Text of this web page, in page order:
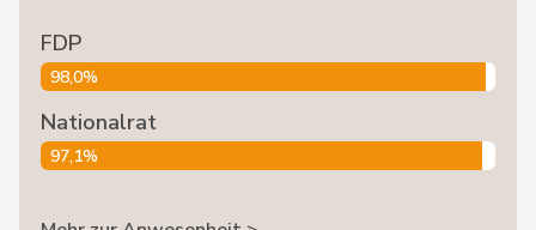
FDP
98,0%
Nationalrat
97,1%